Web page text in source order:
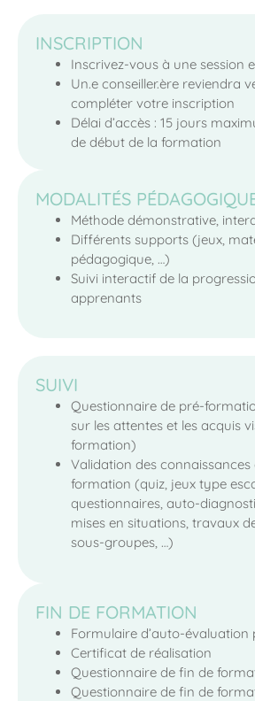
INSCRIPTION
Inscrivez-vous à une session
Un.e conseiller.ère reviendra
compléter votre inscription
Délai d’accès : 15 jours
de début de la formation
MODALITÉS
Méthode démonstrative,
Différents supports (jeux,
pédagogique, …)
Suivi interactif de la
apprenants
SUIVI
Questionnaire de pré-
sur les attentes et les acquis
formation)
Validation des connaissances
formation (quiz, jeux type
questionnaires, auto-
mises en situations, travaux
sous-groupes, …)
FIN DE FORMATION
Formulaire d’auto-
Certificat de réalisation
Questionnaire de fin de
Questionnaire de fin de